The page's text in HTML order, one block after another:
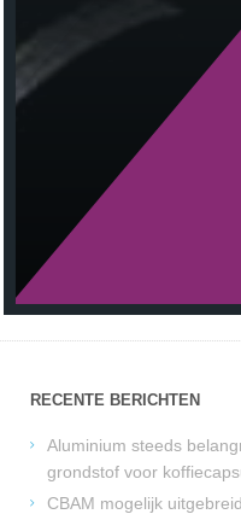
RECENTE BERICHTEN
Aluminium steeds
grondstof voor
CBAM mogelijk